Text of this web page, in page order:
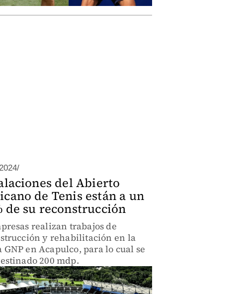
del Abierto
de Tenis están a un
de su reconstrucción
realizan trabajos de
y rehabilitación en la
GNP en Acapulco, para lo cual se
200 mdp.